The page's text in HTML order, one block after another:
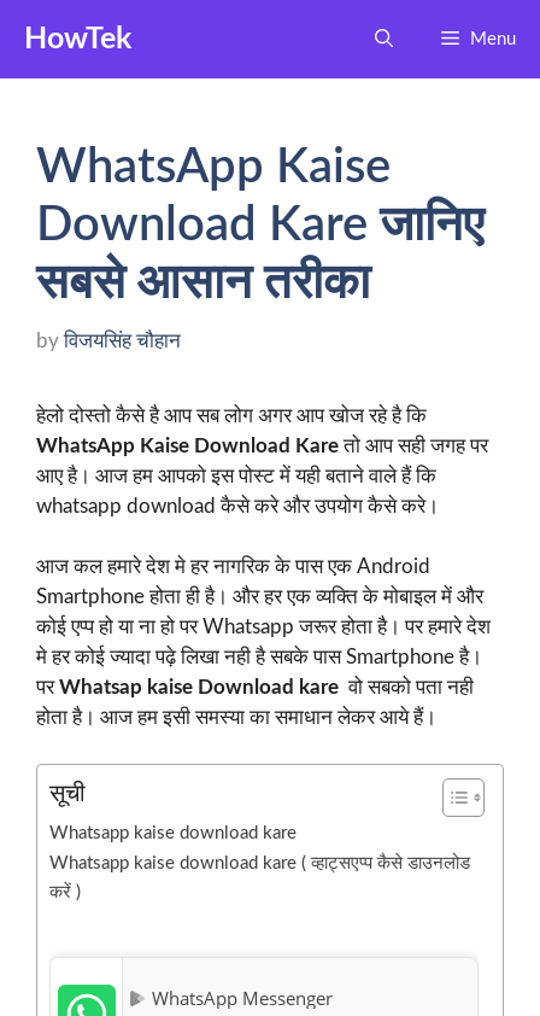
content
HowTek Menu
WhatsApp Kaise
Download Kare जानिए
सबसे आसान तरीका
byविजयसिंह चौहान
हेलो दोस्तो कैसे है आप सब लोग अगर आप खोज रहे है कि
WhatsApp Kaise Download Kareतो आप सही जगह पर
आए है। आज हम आपको इस पोस्ट में यही बताने वाले हैं कि
whatsapp download कैसे करे और उपयोग कैसे करे।
आज कल हमारे देश मे हर नागरिक के पास एक Android
Smartphone होता ही है। और हर एक व्यक्ति के मोबाइल में और
कोई एप्प हो या ना हो पर Whatsapp जरूर होता है। पर हमारे देश
मे हर कोई ज्यादा पढ़े लिखा नही है सबके पास Smartphone है।
परWhatsap kaise Download kare वो सबको पता नही
होता है। आज हम इसी समस्या का समाधान लेकर आये हैं।
सूची
Whatsapp kaise download kare
Whatsapp kaise download kare ( व्हाट्सएप्प कैसे डाउनलोड
करें )
WhatsApp Messenger